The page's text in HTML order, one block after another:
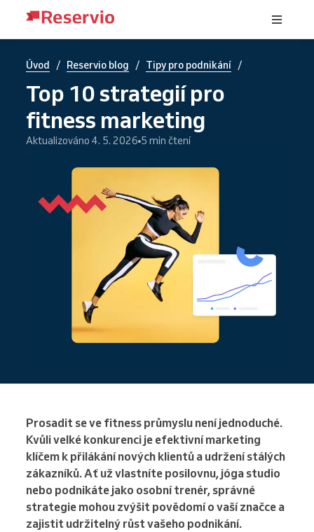
Úvod / Reservio blog / Tipy pro podnikání /
Top 10 strategií pro
fitness marketing
Aktualizováno 4. 5. 2026 5 min čtení
Prosadit se ve fitness průmyslu není jednoduché.
Kvůli velké konkurenci je efektivní marketing
klíčem k přilákání nových klientů a udržení stálých
zákazníků. Ať už vlastníte posilovnu, jóga studio
nebo podnikáte jako osobní trenér, správné
strategie mohou zvýšit povědomí o vaší značce a
zajistit udržitelný růst vašeho podnikání.